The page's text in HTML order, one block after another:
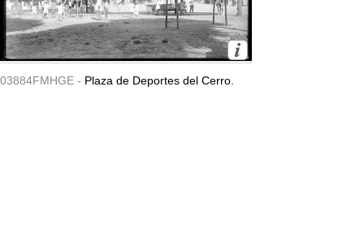
03884FMHGE - Plaza de Deportes del Cerro.